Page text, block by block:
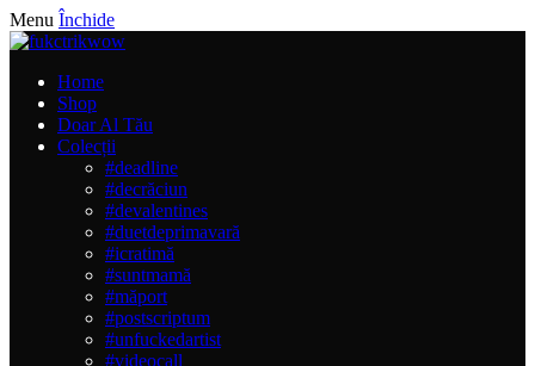
Menu Închide
Home
Shop
Doar Al Tău
Colecții
#deadline
#decrăciun
#devalentines
#duetdeprimavară
#icratimă
#suntmamă
#măport
#postscriptum
#unfuckedartist
#videocall